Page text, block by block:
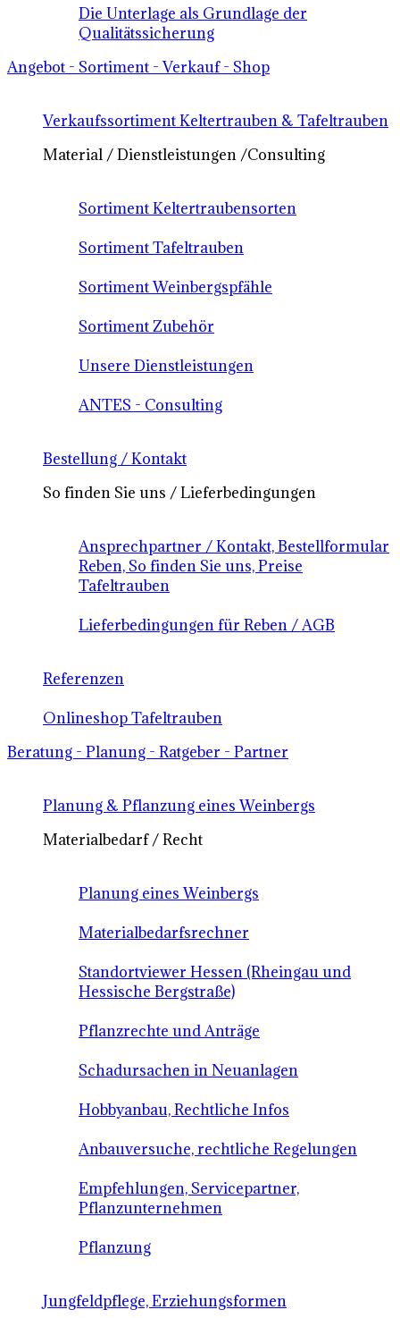
Die Unterlage als Grundlage der
Qualitätssicherung
Angebot - Sortiment - Verkauf - Shop
Verkaufssortiment Keltertrauben & Tafeltrauben
Material / Dienstleistungen /Consulting
Sortiment Keltertraubensorten
Sortiment Tafeltrauben
Sortiment Weinbergspfähle
Sortiment Zubehör
Unsere Dienstleistungen
ANTES - Consulting
Bestellung / Kontakt
So finden Sie uns / Lieferbedingungen
Ansprechpartner / Kontakt, Bestellformular
Reben, So finden Sie uns, Preise
Tafeltrauben
Lieferbedingungen für Reben / AGB
Referenzen
Onlineshop Tafeltrauben
Beratung - Planung - Ratgeber - Partner
Planung & Pflanzung eines Weinbergs
Materialbedarf / Recht
Planung eines Weinbergs
Materialbedarfsrechner
Standortviewer Hessen (Rheingau und
Hessische Bergstraße)
Pflanzrechte und Anträge
Schadursachen in Neuanlagen
Hobbyanbau, Rechtliche Infos
Anbauversuche, rechtliche Regelungen
Empfehlungen, Servicepartner,
Pflanzunternehmen
Pflanzung
Jungfeldpflege, Erziehungsformen